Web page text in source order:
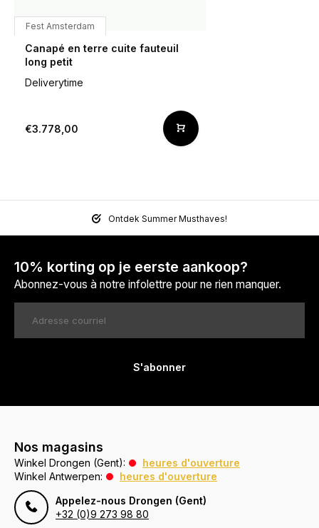
Fest Amsterdam
Canapé en terre cuite fauteuil
long petit
Deliverytime
€3.778,00
Ontdek Summer Musthaves!
10% korting op je eerste aankoop?
Abonnez-vous à notre infolettre pour ne rien manquer.
S'abonner
Nos magasins
Winkel Drongen (Gent):
heures d'ouverture
Winkel Antwerpen:
heures d'ouverture
Appelez-nous Drongen (Gent)
+32 (0)9 273 98 80